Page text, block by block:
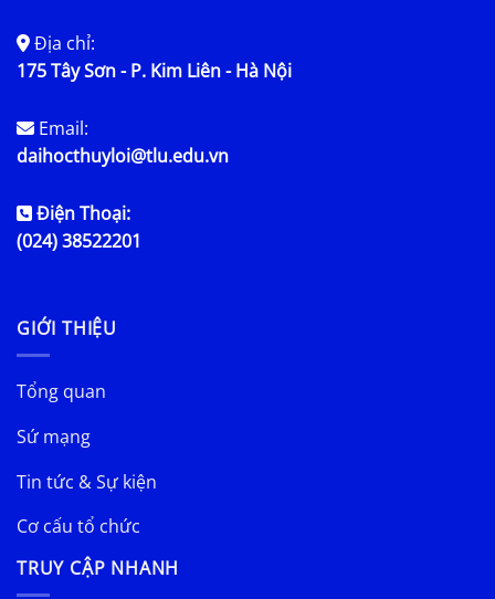
Địa chỉ:
175 Tây Sơn - P. Kim Liên - Hà Nội
Email:
daihocthuyloi@tlu.edu.vn
Điện Thoại:
(024) 38522201
GIỚI THIỆU
Tổng quan
Sứ mạng
Tin tức & Sự kiện
Cơ cấu tổ chức
TRUY CẬP NHANH